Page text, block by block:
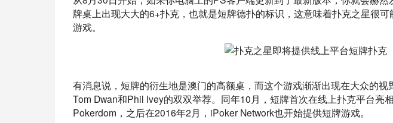
牌桌上出现大大的6+扑克，也就是短牌德扑的标识，这意味着扑克之星很
游戏。
有消息说，短牌的衍生地是澳门的高额桌，而这个游戏渐渐出现在大众的视
Tom Dwan和Phil Ivey的双双举荐。同年10月，短牌首次在线上扑克平台亮
Pokerdom，之后在2016年2月，iPoker Network也开始提供短牌游戏。